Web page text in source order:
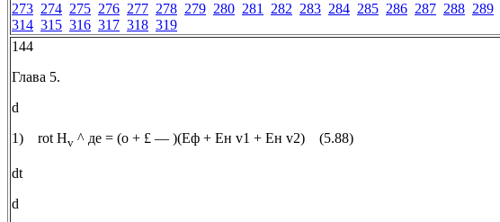
273 274 275 276 277 278 279 280 281 282 283 284 285 286 287 288 289
314 315 316 317 318 319
144
Глава 5.
d
1) rot Hv ^ де = (о + £ — )(Еф + Ен v1 + Ен v2) (5.88)
dt
d